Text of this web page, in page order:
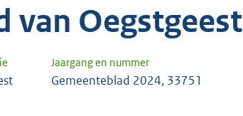
van Oegstgeest
Jaargang en nummer
Gemeenteblad 2024, 33751